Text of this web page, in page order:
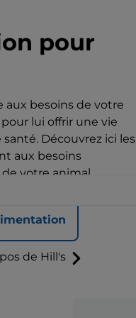
de Hill's
pour
aux besoins de votre
lui offrir une vie
Découvrez ici les
aux besoins
votre animal.